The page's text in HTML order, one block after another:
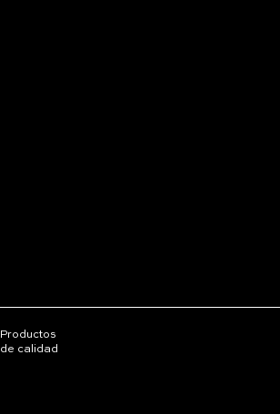
Productos
de calidad